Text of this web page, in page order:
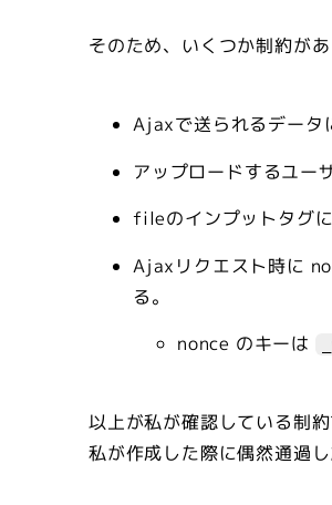
そのため、いくつか制約があ
Ajaxで送られるデータ
アップロードするユー
fileのインプットタグ
Ajaxリクエスト時に
る。
nonce のキーは
以上が私が確認している制約
私が作成した際に偶然通過